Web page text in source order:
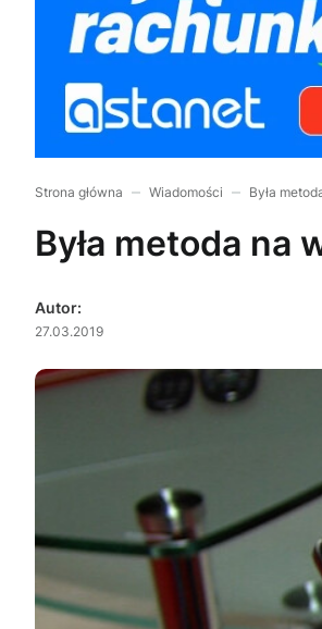
Strona główna Wiadomości Była
Była metoda na
Autor:
27.03.2019